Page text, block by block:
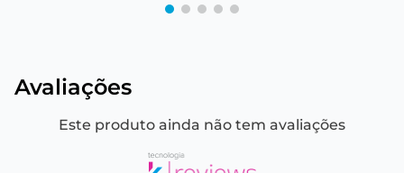
Avaliações
Este produto ainda não tem avaliações